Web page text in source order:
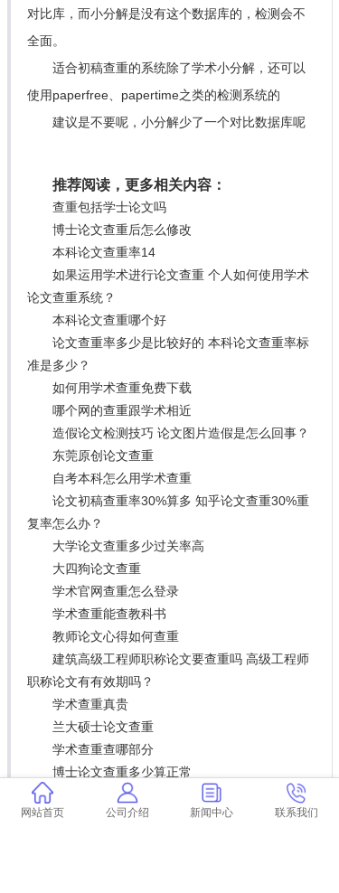
对比库，而小分解是没有这个数据库的，检测会不
全面。
适合初稿查重的系统除了学术小分解，还可以
使用paperfree、papertime之类的检测系统的
建议是不要呢，小分解少了一个对比数据库呢
推荐阅读，更多相关内容：
查重包括学士论文吗
博士论文查重后怎么修改
本科论文查重率14
如果运用学术进行论文查重 个人如何使用学术
论文查重系统？
本科论文查重哪个好
论文查重率多少是比较好的 本科论文查重率标
准是多少？
如何用学术查重免费下载
哪个网的查重跟学术相近
造假论文检测技巧 论文图片造假是怎么回事？
东莞原创论文查重
自考本科怎么用学术查重
论文初稿查重率30%算多 知乎论文查重30%重
复率怎么办？
大学论文查重多少过关率高
大四狗论文查重
学术官网查重怎么登录
学术查重能查教科书
教师论文心得如何查重
建筑高级工程师职称论文要查重吗 高级工程师
职称论文有有效期吗？
学术查重真贵
兰大硕士论文查重
学术查重查哪部分
博士论文查重多少算正常
本科生毕业论文会查重
论文查重概述怎么改
网站首页 公司介绍 新闻中心 联系我们